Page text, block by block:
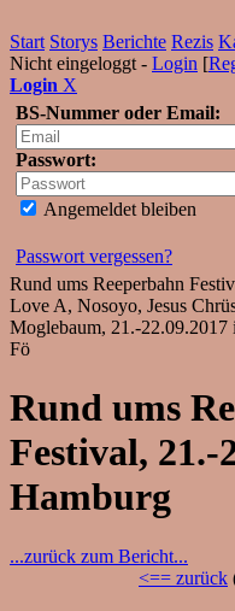
Start Storys Berichte Rezis
Nicht eingeloggt - Login [
Login X
BS-Nummer oder Email:
Passwort:
Angemeldet bleiben
Passwort vergessen?
Rund ums Reeperbahn
Love A, Nosoyo, Jesus
Moglebaum, 21.-
Fö
Rund ums
Festival, 21.-
Hamburg
...zurück zum Bericht...
<== zurück